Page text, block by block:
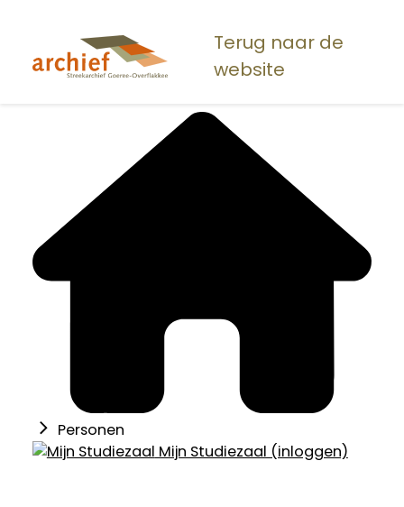
naar
Terug naar de
website
Personen
Mijn Studiezaal (inloggen)